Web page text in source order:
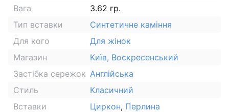
Вага
3.62 гр.
Тип вставки
Синтетичне каміння
Для кого
Для жінок
Магазин
Київ, Воскресенський
Застібка сережок Англійська
Стиль
Класичний
Вставки
Циркон, Перлина